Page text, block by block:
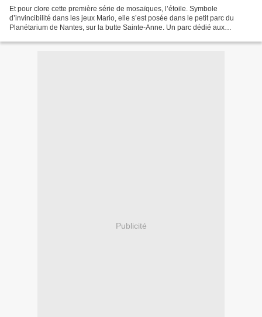
Et pour clore cette première série de mosaïques, l’étoile. Symbole
d’invincibilité dans les jeux Mario, elle s’est posée dans le petit parc du
Planétarium de Nantes, sur la butte Sainte-Anne. Un parc dédié aux
Publicité